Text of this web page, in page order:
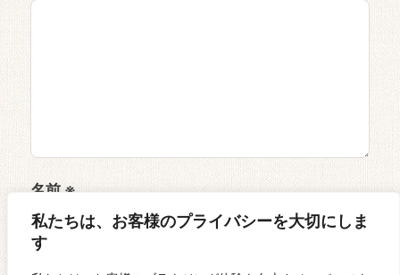
私たちは、お客様のプライバシーを大切にしま
す
名前※